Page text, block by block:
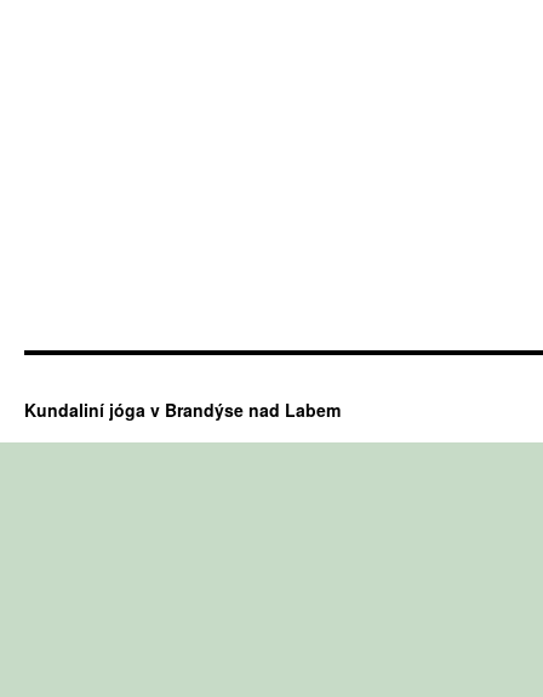
Kundaliní jóga v Brandýse nad Labem